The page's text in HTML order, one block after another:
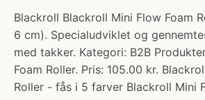
Blackroll Blackroll Mini Flow Foam
6 cm). Specialudviklet og
med takker. Kategori: B2B
Foam Roller. Pris: 105.00 kr.
Roller - fås i 5 farver Blackroll Mini